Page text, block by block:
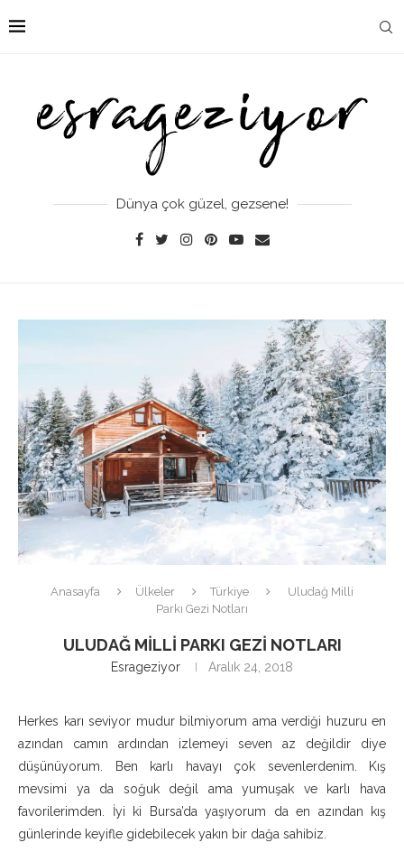
Dünya çok güzel, gezsene!
Anasayfa Ülkeler Türkiye
Uludağ Milli
Parkı Gezi Notları
ULUDAĞ MILLI PARKI GEZI NOTLARI
Esrageziyor Aralık 24, 2018
Herkes karı seviyor mudur bilmiyorum ama verdiği huzuru en
azından camın ardından izlemeyi seven az değildir diye
düşünüyorum. Ben karlı havayı çok sevenlerdenim. Kış
mevsimi ya da soğuk değil ama yumuşak ve karlı hava
favorilerimden. İyi ki Bursa’da yaşıyorum da en azından kış
günlerinde keyifle gidebilecek yakın bir dağa sahibiz.